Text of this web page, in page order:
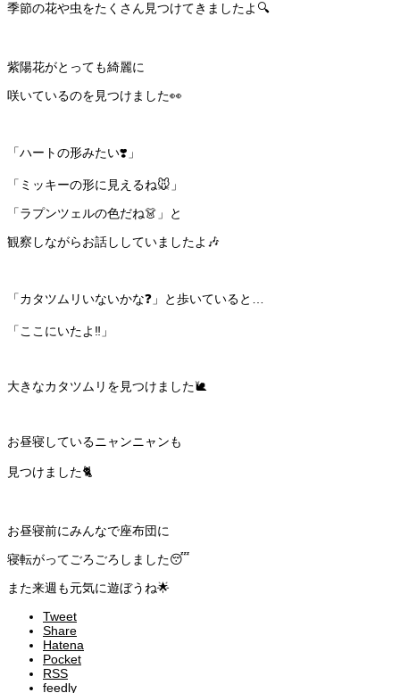
季節の花や虫をたくさん見つけてきましたよ🔍
紫陽花がとっても綺麗に
咲いているのを見つけました👀
「ハートの形みたい❣️」
「ミッキーの形に見えるね🐭」
「ラプンツェルの色だね👗」と
観察しながらお話ししていましたよ🎶
「カタツムリいないかな❓」と歩いていると…
「ここにいたよ‼️」
大きなカタツムリを見つけました🐌
お昼寝しているニャンニャンも
見つけました🐈
お昼寝前にみんなで座布団に
寝転がってごろごろしました😴
また来週も元気に遊ぼうね🌟
Tweet
Share
Hatena
Pocket
RSS
feedly